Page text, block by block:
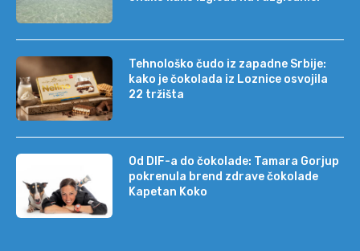
Tehnološko čudo iz zapadne Srbije:
kako je čokolada iz Loznice osvojila
22 tržišta
Od DIF-a do čokolade: Tamara Gorjup
pokrenula brend zdrave čokolade
Kapetan Koko